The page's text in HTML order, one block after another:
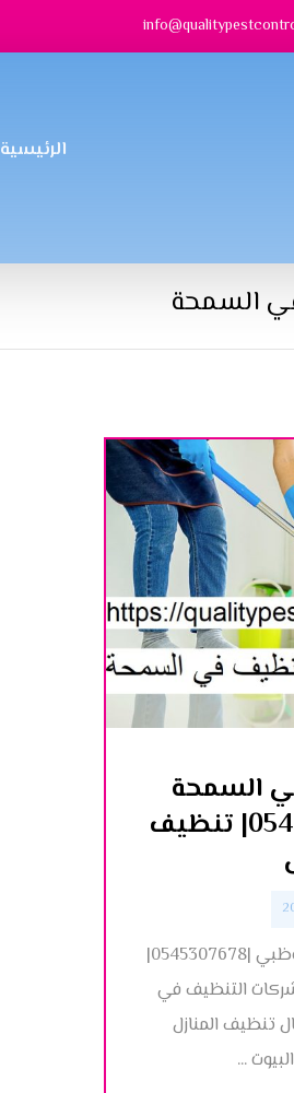
الرئيسية
السمحة
السمحة
ابوظبي |0545307678| تنظيف
شركة تنظيف في السمحة ابوظبي |0545307678|
التنظيف في
المنازل
...